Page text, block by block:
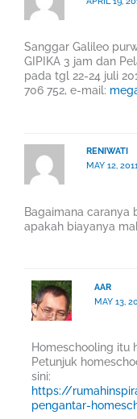
Sanggar Galileo
GIPIKA 3 jam dan
pada tgl 22-24 juli
706 752, e-mail:
RENIWATI
MAY 12,
Bagaimana caranya
apakah biayanya
AAR
MAY 13,
Homeschooling itu
Petunjuk
sini:
https://
pengantar-